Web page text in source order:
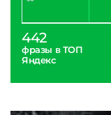
442
фразы в ТОП
Яндекс